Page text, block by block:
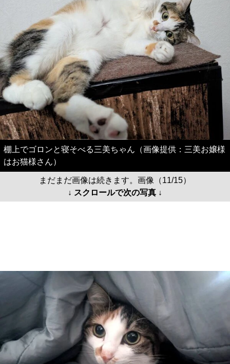
棚上でゴロンと寝そべる三美ちゃん（画像提供：三美お嬢様
はお猫様さん）
まだまだ画像は続きます。画像（11/15）
↓ スクロールで次の写真 ↓